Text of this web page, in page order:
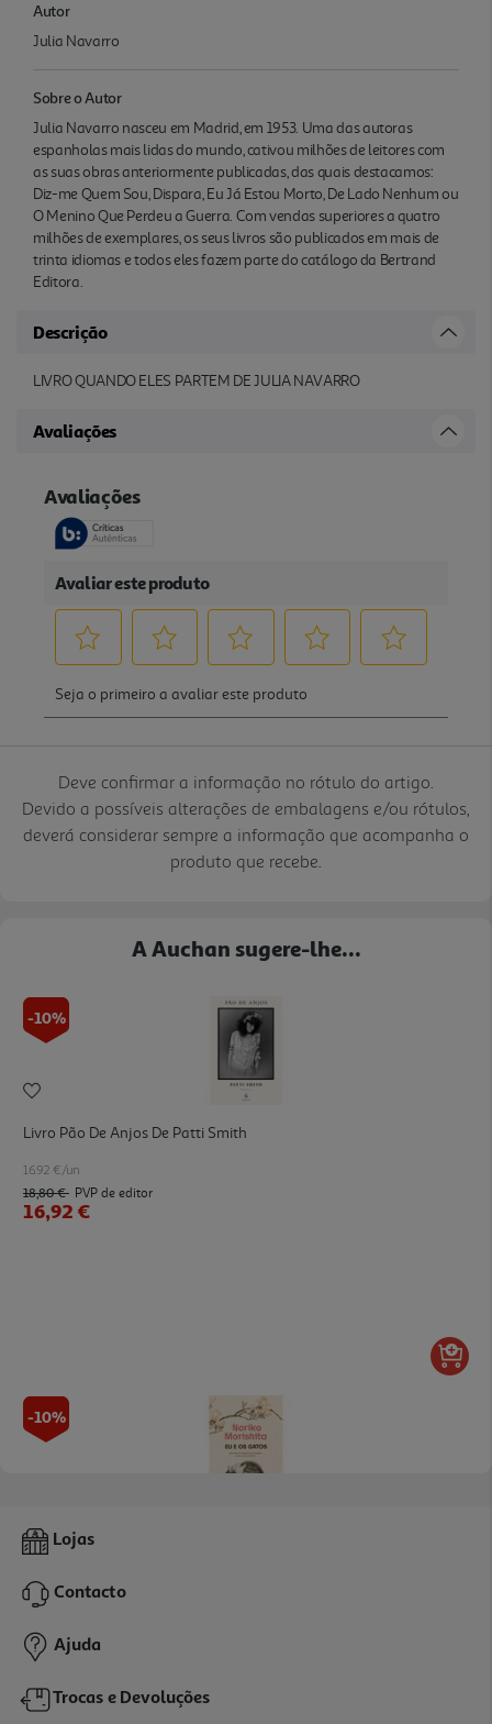
Autor
Julia Navarro
Sobre o Autor
Julia Navarro nasceu em Madrid, em 1953. Uma das autoras
espanholas mais lidas do mundo, cativou milhões de leitores com
as suas obras anteriormente publicadas, das quais destacamos:
Diz-me Quem Sou, Dispara, Eu Já Estou Morto, De Lado Nenhum ou
O Menino Que Perdeu a Guerra. Com vendas superiores a quatro
milhões de exemplares, os seus livros são publicados em mais de
trinta idiomas e todos eles fazem parte do catálogo da Bertrand
Editora.
Descrição
LIVRO QUANDO ELES PARTEM DE JULIA NAVARRO
Avaliações
Deve confirmar a informação no rótulo do artigo.
Devido a possíveis alterações de embalagens e/ou rótulos,
deverá considerar sempre a informação que acompanha o
produto que recebe.
A Auchan sugere-lhe...
-10%
Livro Pão De Anjos De Patti Smith
16.92 €/un
18,80 € PVP de editor
16,92 €
-10%
Livro Eu E Os Gatos De Noriko Morishita
15,90 € PVP de editor
14,31 €
Lojas
Contacto
Ajuda
Trocas e Devoluções